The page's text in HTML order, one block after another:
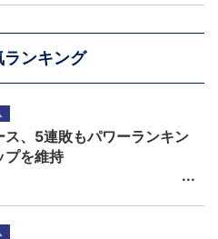
ランキング
ス、5連敗もパワーランキン
プを維持